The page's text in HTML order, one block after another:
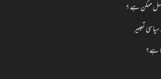
ممکن ہے ؟
تعبیر
ہے؟